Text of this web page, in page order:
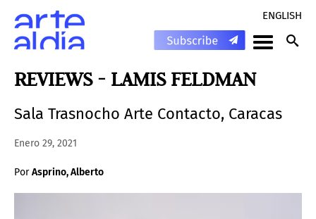
ENGLISH
REVIEWS - LAMIS FELDMAN
Sala Trasnocho Arte Contacto, Caracas
Enero 29, 2021
PorAsprino, Alberto